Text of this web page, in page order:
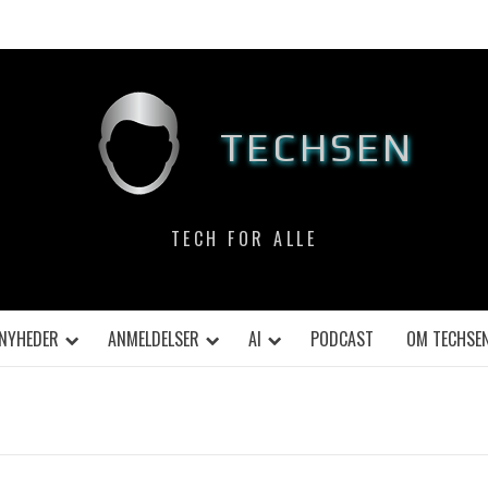
TECHSEN
TECH FOR ALLE
NYHEDER ANMELDELSER AI PODCAST OM